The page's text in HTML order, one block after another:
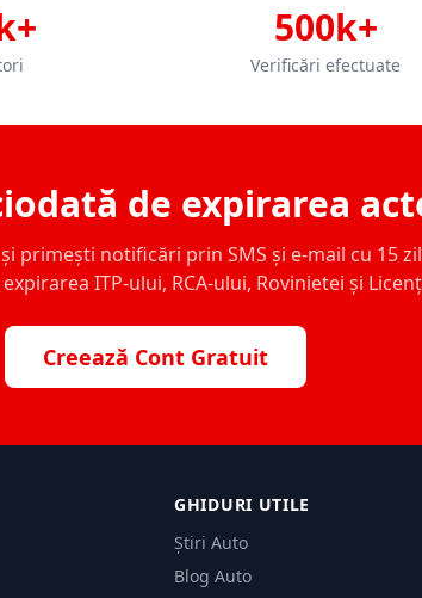
500k+
Verificări efectuate
de expirarea
primești notificări prin SMS și e-mail cu 15
ITP-ului, RCA-ului, Rovinietei și
Creează Cont Gratuit
GHIDURI UTILE
Știri Auto
Blog Auto